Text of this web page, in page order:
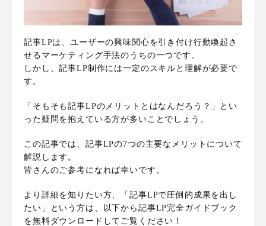
記事LPは、ユーザーの興味関心を引き付け行動喚起さ
せるマーケティング手法のうちの一つです。
しかし、記事LP制作には一定のスキルと理解が必要で
す。
「そもそも記事LPのメリットとはなんだろう？」とい
った疑問を抱えている方が多いことでしょう。
この記事では、記事LPの7つの主要なメリットについて
解説します。
皆さんのご参考になれば幸いです。
より詳細を知りたい方、「記事LPで圧倒的成果を出し
たい」という方は、以下から記事LP完全ガイドブック
を無料ダウンロードしてご覧ください！